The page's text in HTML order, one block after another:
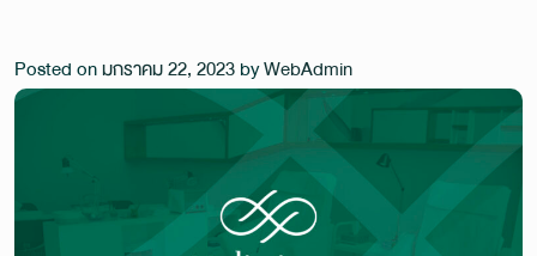
Posted onมกราคม 22, 2023byWebAdmin